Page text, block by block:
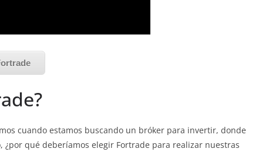
cuando estamos buscando un bróker para invertir, donde
¿por qué deberíamos elegir Fortrade para realizar nuestras